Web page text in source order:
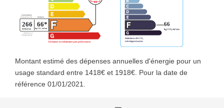
Montant estimé des dépenses annuelles d'énergie pour un
usage standard entre 1418€ et 1918€. Pour la date de
référence 01/01/2021.